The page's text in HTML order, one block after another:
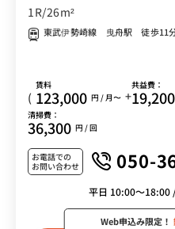
1R/26m²
東武伊勢崎線 曳舟駅 徒歩11
(
賃料
123,000 円 / 月〜 +
共益費：
19,200
清掃費：
36,300 円 / 回
お電話での
お問い合わせ
050-
平日 10:00～18:00
Web申込み限定！